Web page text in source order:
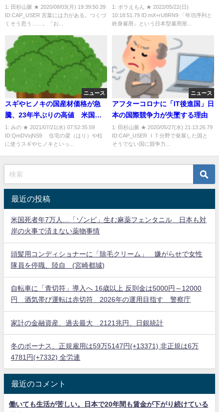
末路
1: 田杉山脈 ★ 2020/08/03(月) 19:39:50.39
ID:CAP_USER 言葉には力がある。つくづ
くそう思う……。「お...
再生の突破口になるか
1: ボラえもん ★ 2022/05/22(日)
10:18:51.79 ID:mX+rU8RN9 「年功序列と
終身雇用」という日本型雇用形...
ニュース
スギやヒノキの国産材価格が急
騰、23年半ぶりの高値 米国発
のウッドショックで代替需要が
増加
1: みの ★ 2021/07/21(水) 07:52:35.59
ID:QmDVxjNS9 住宅の梁（はり）や柱
に使うスギやヒノキといっ...
ニュース
アフターコロナに「IT後進国」日
本の国際競争力が失墜する理由
1: 田杉山脈 ★ 2020/05/27(水) 21:13:26.79
ID:CAP_USER ＩＴ分野で発展した国と
そうでない国に競争力...
最近の投稿
米国死者年7万人…「ゾンビ」生む麻薬フェンタニル 日本も対
岸の火事で済まない薬物事情
頭髪用コンディショナーに「除毛クリーム」 嫌がらせで女性
隊員を停職、陸自 (宮崎都城)
自転車に「青切符」導入へ 16歳以上 反則金は5000円～12000
円 酒気帯び運転は赤切符 2026年の運用目指す 警察庁
家計の金融資産、過去最大 2121兆円、日銀統計
冬のボーナス、正規雇用は59万5147円(+13371) 非正規は6万
4781円(+7332) 全労連
最近のコメント
働いても生活が苦しい。日本で20年間も賃金が下がり続けている